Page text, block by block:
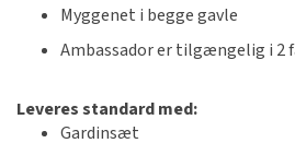
Myggenet i begge gavle
Ambassador er tilgængelig i 2
Leveres standard med:
Gardinsæt